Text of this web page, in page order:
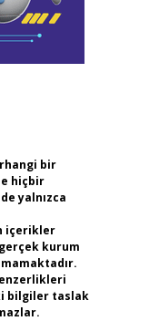
bir
hiçbir
yalnızca
içerikler
kurum
bilgiler taslak